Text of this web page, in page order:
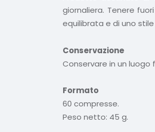
giornaliera. Tenere
equilibrata e di uno
Conservazione
Conservare in un luogo
Formato
60 compresse.
Peso netto: 45 g.